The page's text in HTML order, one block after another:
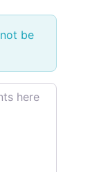
be